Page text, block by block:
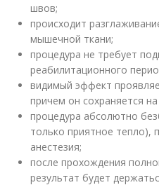
швов;
происходит
мышечной ткани;
процедура не требует
реабилитационного
видимый эффект
причем он сохраняется
процедура абсолютно
только приятное тепло),
анестезия;
после прохождения
результат будет